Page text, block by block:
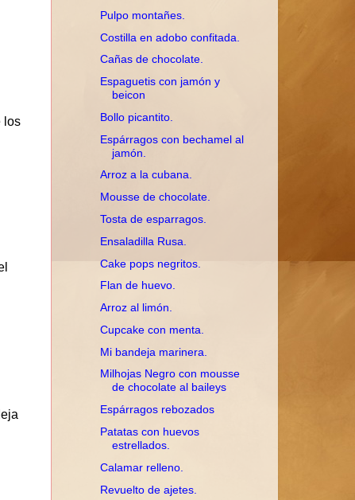
los
Pulpo montañes.
Costilla en adobo confitada.
Cañas de chocolate.
Espaguetis con jamón y
beicon
Bollo picantito.
Espárragos con bechamel al
jamón.
Arroz a la cubana.
Mousse de chocolate.
Tosta de esparragos.
Ensaladilla Rusa.
Cake pops negritos.
Flan de huevo.
Arroz al limón.
Cupcake con menta.
Mi bandeja marinera.
Milhojas Negro con mousse
de chocolate al baileys
Espárragos rebozados
Patatas con huevos
estrellados.
Calamar relleno.
Revuelto de ajetes.